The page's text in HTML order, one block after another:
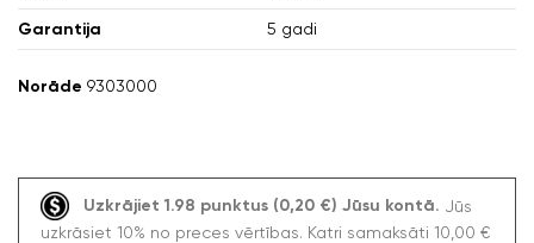
Garantija 5 gadi
Norāde 9303000
Uzkrājiet 1.98 punktus (0,20 €) Jūsu kontā. Jūs
uzkrāsiet 10% no preces vērtības. Katri samaksāti 10,00 €